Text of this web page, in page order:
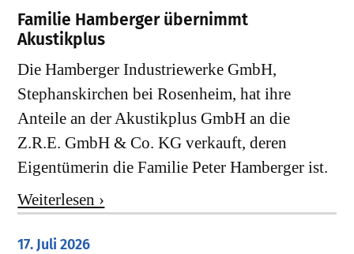
Familie Hamberger übernimmt
Akustikplus
Die Hamberger Industriewerke GmbH,
Stephanskirchen bei Rosenheim, hat ihre
Anteile an der Akustikplus GmbH an die
Z.R.E. GmbH & Co. KG verkauft, deren
Eigentümerin die Familie Peter Hamberger ist.
Weiterlesen ›
17. Juli 2026